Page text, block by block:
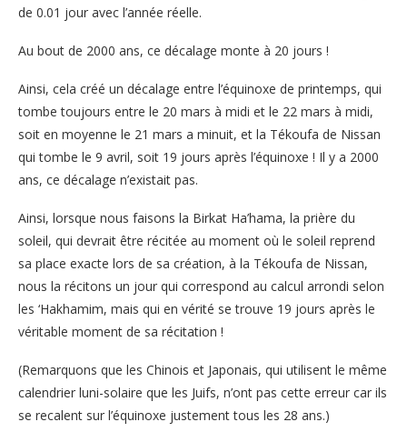
de 0.01 jour avec l’année réelle.
Au bout de 2000 ans, ce décalage monte à 20 jours !
Ainsi, cela créé un décalage entre l’équinoxe de printemps, qui
tombe toujours entre le 20 mars à midi et le 22 mars à midi,
soit en moyenne le 21 mars a minuit, et la Tékoufa de Nissan
qui tombe le 9 avril, soit 19 jours après l’équinoxe ! Il y a 2000
ans, ce décalage n’existait pas.
Ainsi, lorsque nous faisons la Birkat Ha’hama, la prière du
soleil, qui devrait être récitée au moment où le soleil reprend
sa place exacte lors de sa création, à la Tékoufa de Nissan,
nous la récitons un jour qui correspond au calcul arrondi selon
les ‘Hakhamim, mais qui en vérité se trouve 19 jours après le
véritable moment de sa récitation !
(Remarquons que les Chinois et Japonais, qui utilisent le même
calendrier luni-solaire que les Juifs, n’ont pas cette erreur car ils
se recalent sur l’équinoxe justement tous les 28 ans.)